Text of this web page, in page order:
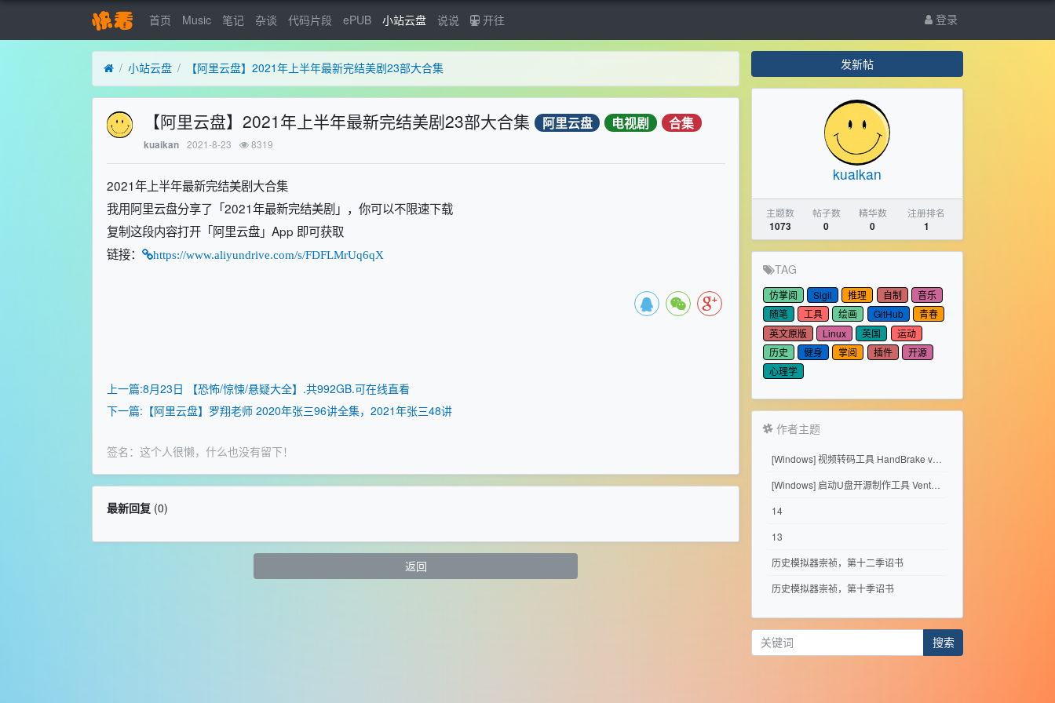
首页 Music 笔记 杂谈 代码片段 ePUB 小站云盘 说说 开往 登录
小站云盘 【阿里云盘】2021年上半年最新完结美剧23部大合集
【阿里云盘】2021年上半年最新完结美剧23部大合集 阿里云盘 电视剧 合集
kuaikan 2021-8-23 8319
2021年上半年最新完结美剧大合集
我用阿里云盘分享了「2021年最新完结美剧」，你可以不限速下载
复制这段内容打开「阿里云盘」App 即可获取
链接：
https://www.aliyundrive.com/s/FDFLMrUq6qX
上一篇:8月23日 【恐怖/惊悚/悬疑大全】.共992GB.可在线直看
下一篇:【阿里云盘】罗翔老师 2020年张三96讲全集，2021年张三48讲
签名：这个人很懒，什么也没有留下！
最新回复(0)
返回
发新帖
kuaikan
主题数
1073
帖子数
0
精华数
0
注册排名
1
TAG
仿掌阅 Sigil 推理 自制
音乐
随笔
工具 绘画 GitHub
青春
英文原版
Linux 英国
运动
历史
健身 掌阅 插件
开源
心理学
作者主题
[Windows] 视频转码工具 HandBrake v1.11.2
[Windows] 启动U盘开源制作工具 Ventoy 1.1.17
14
13
历史模拟器崇祯，第十二季诏书
历史模拟器崇祯，第十季诏书
搜索